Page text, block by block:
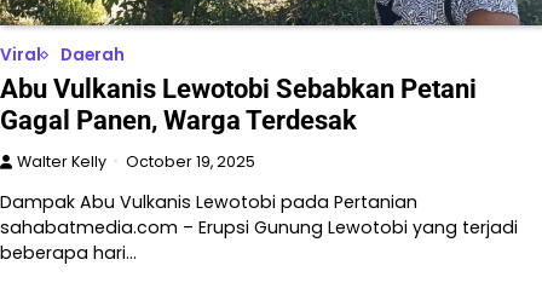
Viral Daerah
Abu Vulkanis Lewotobi Sebabkan Petani
Gagal Panen, Warga Terdesak
Walter Kelly October 19, 2025
Dampak Abu Vulkanis Lewotobi pada Pertanian
sahabatmedia.com – Erupsi Gunung Lewotobi yang terjadi
beberapa hari…